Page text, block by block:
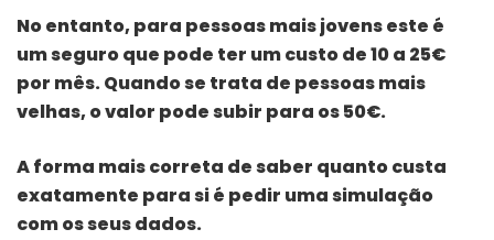
No entanto, para pessoas mais jovens este é
um seguro que pode ter um custo de 10 a 25€
por mês. Quando se trata de pessoas mais
velhas, o valor pode subir para os 50€.
A forma mais correta de saber quanto custa
exatamente para si é pedir uma simulação
com os seus dados.